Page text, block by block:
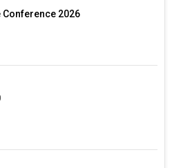
2026